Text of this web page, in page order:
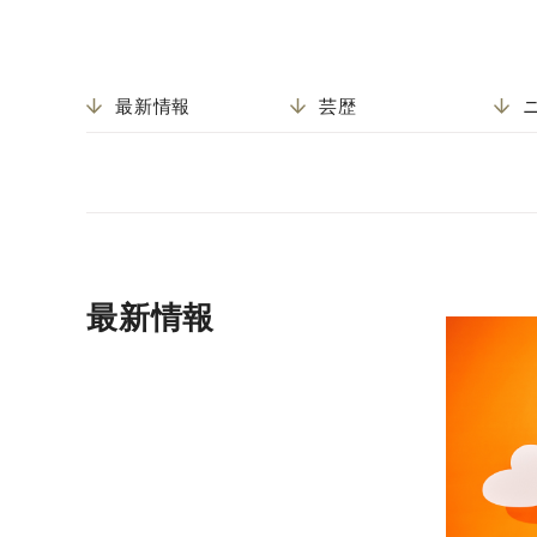
最新情報 芸歴
最新情報